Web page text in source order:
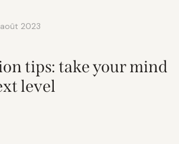
août 2023
tips: take your mind
level